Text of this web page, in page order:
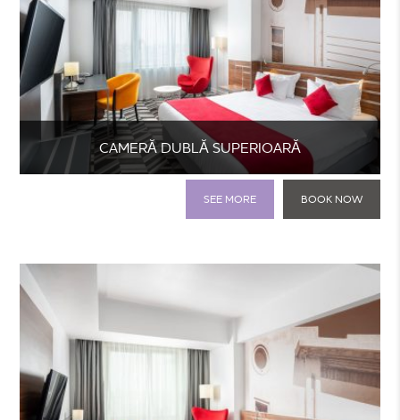
CAMERĂ DUBLĂ SUPERIOARĂ
BOOK NOW
SEE MORE